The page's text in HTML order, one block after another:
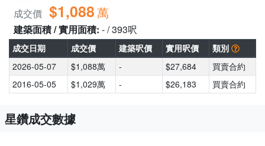
成交價 $1,088萬
建築面積 / 實用面積: - / 393呎
成交日期 成交價 建築呎價 實用呎價
類別
2026-05-07
$1,088萬 - $27,684
買賣合約
2016-05-05
$1,029萬 - $26,183 買賣合約
星鑽成交數據